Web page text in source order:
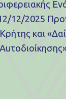
12/2025
και